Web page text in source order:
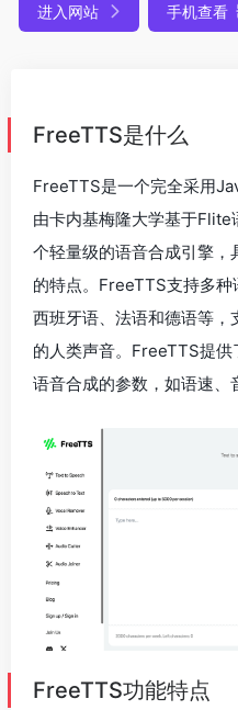
进入网站 手机查看
FreeTTS是什么
FreeTTS是一个完全采用
由卡内基梅隆大学基于
个轻量级的语音合成引擎，
的特点。FreeTTS支持多种
西班牙语、法语和德语等，
的人类声音。FreeTTS提
语音合成的参数，如语速、
FreeTTS功能特点